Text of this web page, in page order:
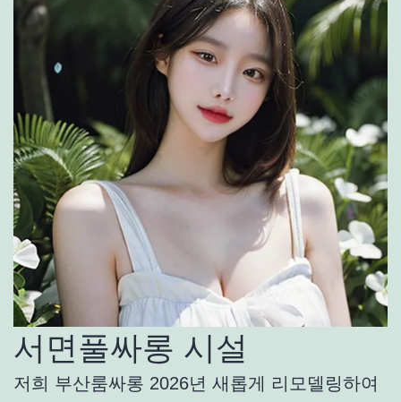
서면풀싸롱 시설
저희 부산룸싸롱 2026년 새롭게 리모델링하여